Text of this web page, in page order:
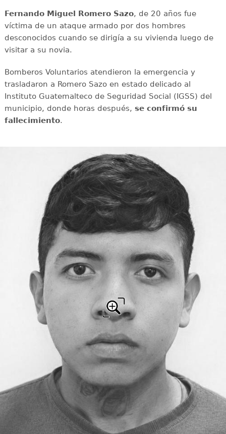
Fernando Miguel Romero Sazo, de 20 años fue
víctima de un ataque armado por dos hombres
desconocidos cuando se dirigía a su vivienda luego de
visitar a su novia.
Bomberos Voluntarios atendieron la emergencia y
trasladaron a Romero Sazo en estado delicado al
Instituto Guatemalteco de Seguridad Social (IGSS) del
municipio, donde horas después, se confirmó su
fallecimiento.